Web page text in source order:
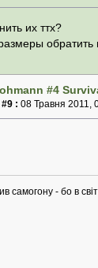
их ттх?
#4
: 08 Травня 2011,
самогону - бо в